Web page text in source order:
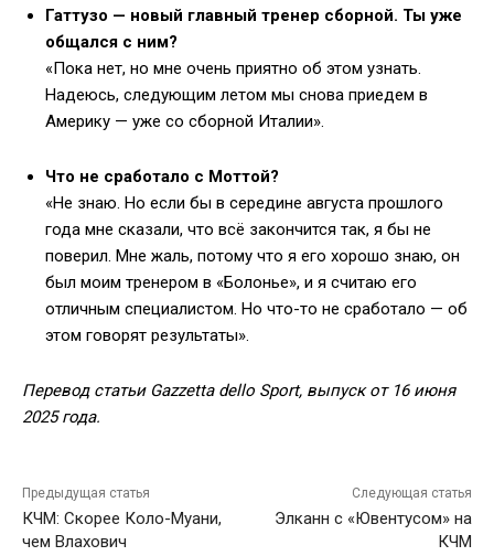
Гаттузо — новый главный тренер сборной. Ты уже
общался с ним?
«Пока нет, но мне очень приятно об этом узнать.
Надеюсь, следующим летом мы снова приедем в
Америку — уже со сборной Италии».
Что не сработало с Моттой?
«Не знаю. Но если бы в середине августа прошлого
года мне сказали, что всё закончится так, я бы не
поверил. Мне жаль, потому что я его хорошо знаю, он
был моим тренером в «Болонье», и я считаю его
отличным специалистом. Но что-то не сработало — об
этом говорят результаты».
Перевод статьи Gazzetta dello Sport, выпуск от 16 июня
2025 года.
Предыдущая статья
КЧМ: Скорее Коло-Муани,
чем Влахович
Следующая статья
Элканн с «Ювентусом» на
КЧМ